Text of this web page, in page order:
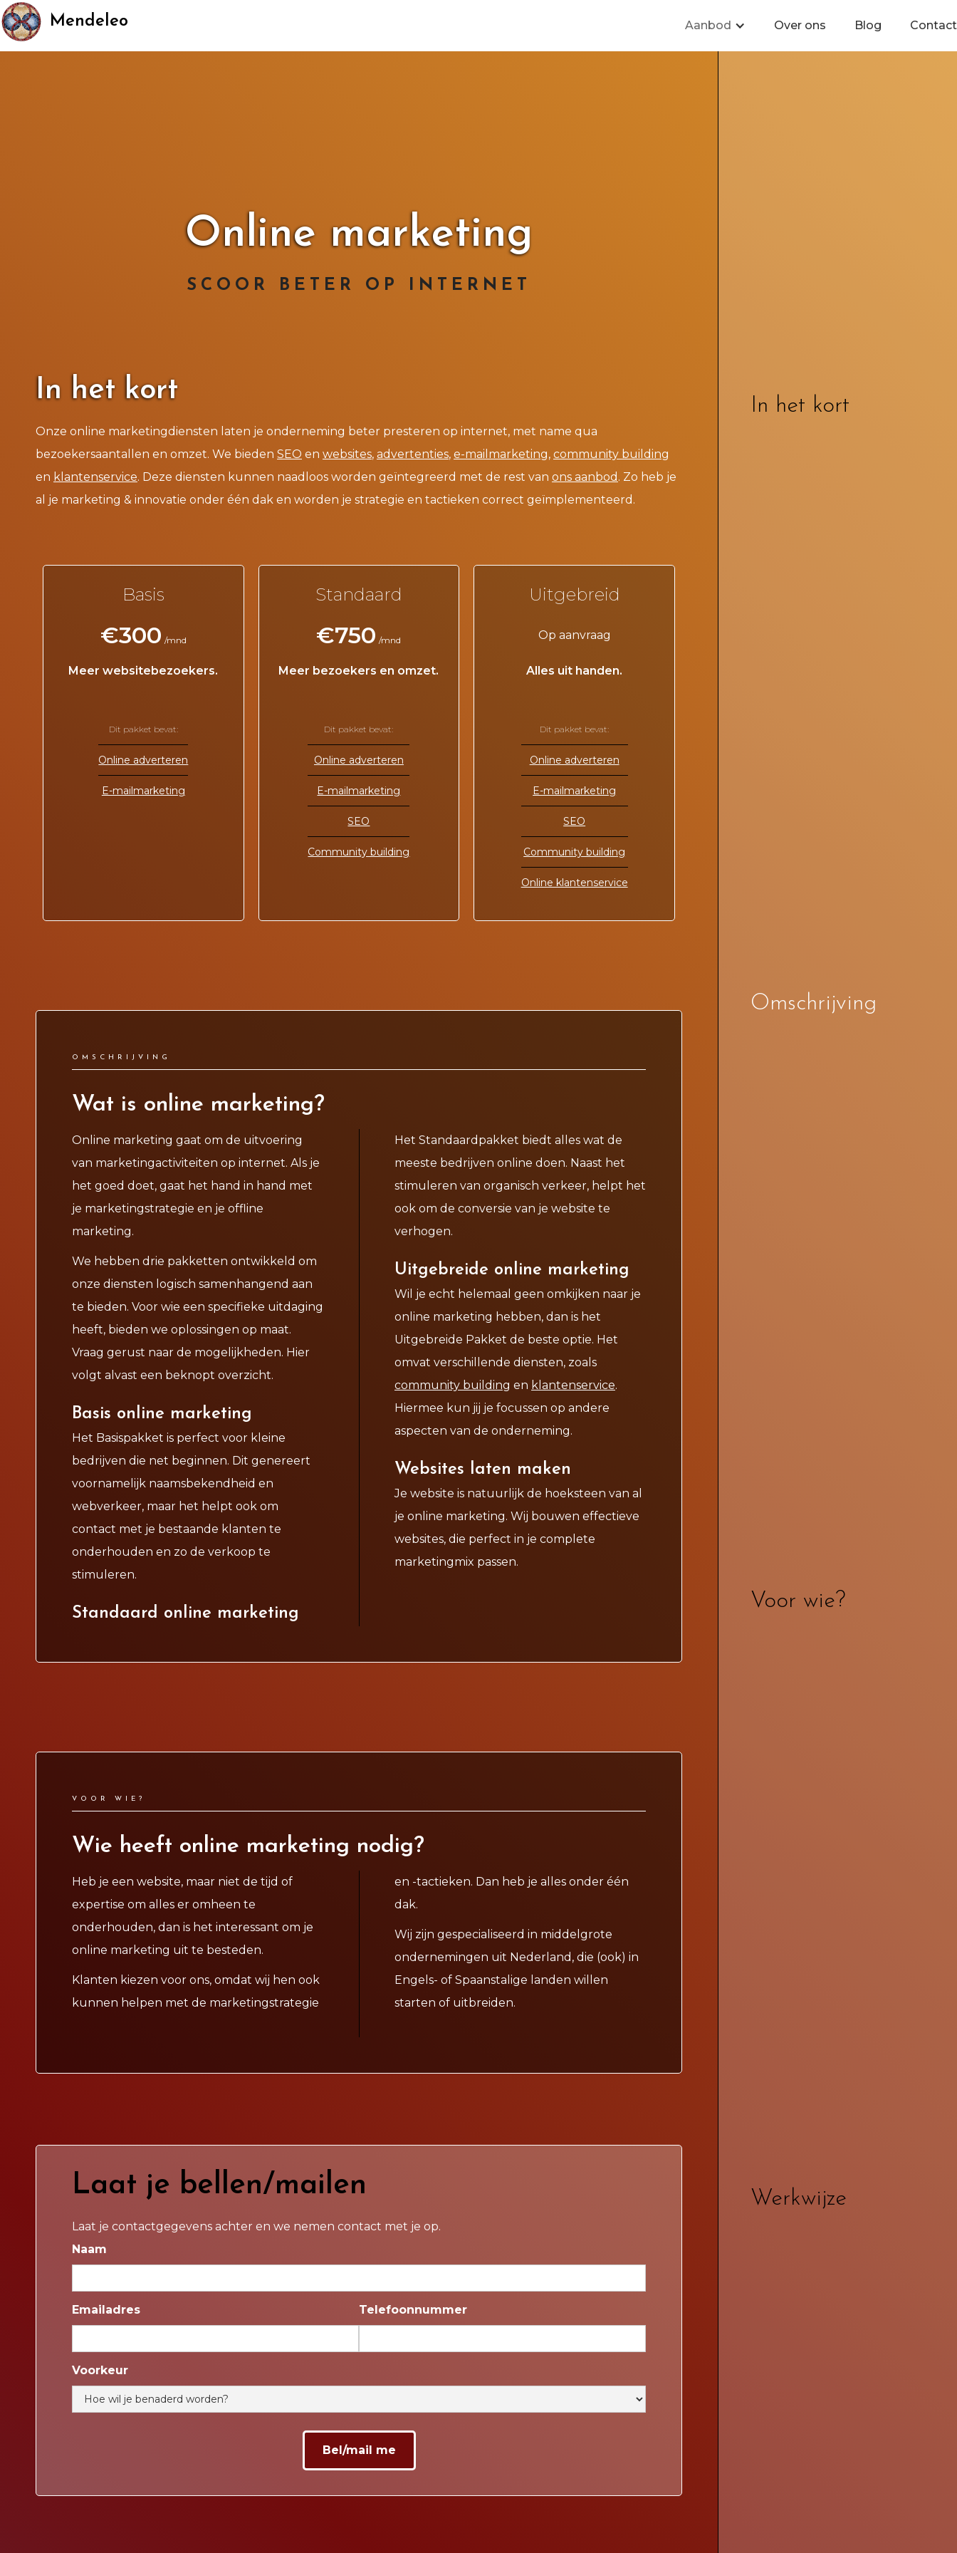
Mendeleo Aanbod Over ons Blog Contact
Online marketing
SCOOR BETER OP INTERNET
In het kort
Onze online marketingdiensten laten je onderneming beter presteren op internet, met name qua
bezoekersaantallen en omzet. We bieden SEO en websites, advertenties, e-mailmarketing, community building
en klantenservice. Deze diensten kunnen naadloos worden geïntegreerd met de rest van ons aanbod . Zo heb je
al je marketing & innovatie onder één dak en worden je strategie en tactieken correct geïmplementeerd.
Basis
€300 /mnd
Meer websitebezoekers.
Dit pakket bevat:
Online adverteren
E-mailmarketing
Standaard
€750 /mnd
Meer bezoekers en omzet.
Dit pakket bevat:
Online adverteren
E-mailmarketing
SEO
Community building
Uitgebreid
Op aanvraag
Alles uit handen.
Dit pakket bevat:
Online adverteren
E-mailmarketing
SEO
Community building
Online klantenservice
OMSCHRIJVING
Wat is online marketing?
Online marketing gaat om de uitvoering
van marketingactiviteiten op internet. Als je
het goed doet, gaat het hand in hand met
je marketingstrategie en je offline
marketing.
We hebben drie pakketten ontwikkeld om
onze diensten logisch samenhangend aan
te bieden. Voor wie een specifieke uitdaging
heeft, bieden we oplossingen op maat.
Vraag gerust naar de mogelijkheden. Hier
volgt alvast een beknopt overzicht.
Basis online marketing
Het Basispakket is perfect voor kleine
bedrijven die net beginnen. Dit genereert
voornamelijk naamsbekendheid en
webverkeer, maar het helpt ook om
contact met je bestaande klanten te
onderhouden en zo de verkoop te
stimuleren.
Standaard online marketing
Het Standaardpakket biedt alles wat de
meeste bedrijven online doen. Naast het
stimuleren van organisch verkeer, helpt het
ook om de conversie van je website te
verhogen.
Uitgebreide online marketing
Wil je echt helemaal geen omkijken naar je
online marketing hebben, dan is het
Uitgebreide Pakket de beste optie. Het
omvat verschillende diensten, zoals
community building en klantenservice.
Hiermee kun jij je focussen op andere
aspecten van de onderneming.
Websites laten maken
Je website is natuurlijk de hoeksteen van al
je online marketing. Wij bouwen effectieve
websites, die perfect in je complete
marketingmix passen.
VOOR WIE?
Wie heeft online marketing nodig?
Heb je een website, maar niet de tijd of
expertise om alles er omheen te
onderhouden, dan is het interessant om je
online marketing uit te besteden.
Klanten kiezen voor ons, omdat wij hen ook
kunnen helpen met de marketingstrategie
en -tactieken. Dan heb je alles onder één
dak.
Wij zijn gespecialiseerd in middelgrote
ondernemingen uit Nederland, die (ook) in
Engels- of Spaanstalige landen willen
starten of uitbreiden.
Laat je bellen/mailen
Laat je contactgegevens achter en we nemen contact met je op.
Naam
Emailadres Telefoonnummer
Voorkeur
In het kort
Omschrijving
Voor wie?
Werkwijze